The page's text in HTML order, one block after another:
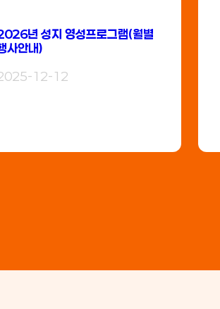
년 성지 영성프로그램(월별
사안내)
12-12